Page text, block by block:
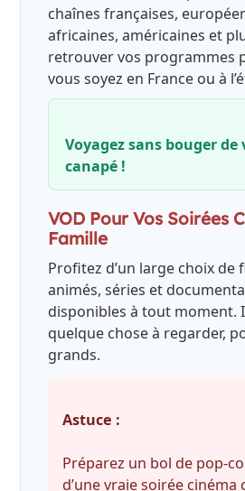
chaînes françaises,
africaines, américaines et
retrouver vos programmes
vous soyez en France ou à
Voyagez sans bouger de
canapé !
VOD Pour Vos Soirées
Famille
Profitez d’un large choix de
animés, séries et
disponibles à tout moment.
quelque chose à regarder,
grands.
Astuce :
Préparez un bol de pop-
d’une vraie soirée cinéma